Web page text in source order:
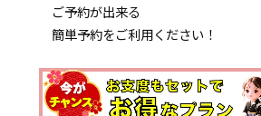
ご予約が出来る
簡単予約をご利用ください！